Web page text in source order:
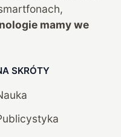
mamy we
SKRÓTY